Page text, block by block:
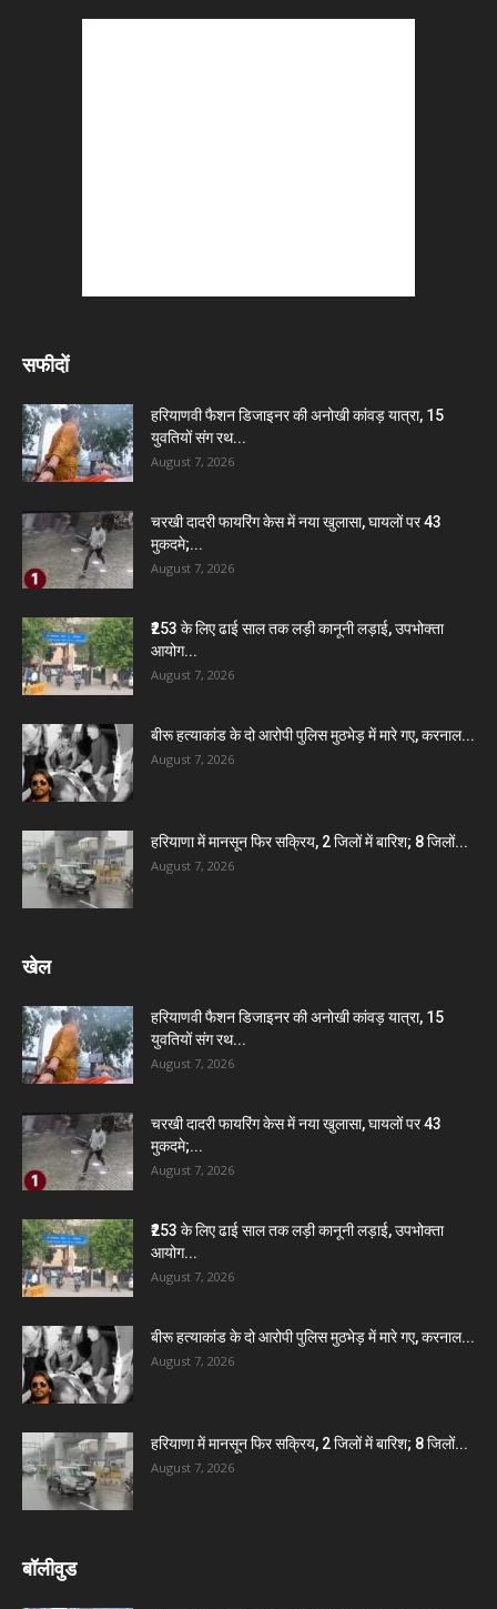
सफीदों
हरियाणवी फैशन डिजाइनर की अनोखी कांवड़ यात्रा, 15
युवतियों संग रथ...
August 7, 2026
चरखी दादरी फायरिंग केस में नया खुलासा, घायलों पर 43
मुकदमे;...
August 7, 2026
₹253 के लिए ढाई साल तक लड़ी कानूनी लड़ाई, उपभोक्ता
आयोग...
August 7, 2026
बीरू हत्याकांड के दो आरोपी पुलिस मुठभेड़ में मारे गए, करनाल...
August 7, 2026
हरियाणा में मानसून फिर सक्रिय, 2 जिलों में बारिश; 8 जिलों...
August 7, 2026
खेल
हरियाणवी फैशन डिजाइनर की अनोखी कांवड़ यात्रा, 15
युवतियों संग रथ...
August 7, 2026
चरखी दादरी फायरिंग केस में नया खुलासा, घायलों पर 43
मुकदमे;...
August 7, 2026
₹253 के लिए ढाई साल तक लड़ी कानूनी लड़ाई, उपभोक्ता
आयोग...
August 7, 2026
बीरू हत्याकांड के दो आरोपी पुलिस मुठभेड़ में मारे गए, करनाल...
August 7, 2026
हरियाणा में मानसून फिर सक्रिय, 2 जिलों में बारिश; 8 जिलों...
August 7, 2026
बॉलीवुड